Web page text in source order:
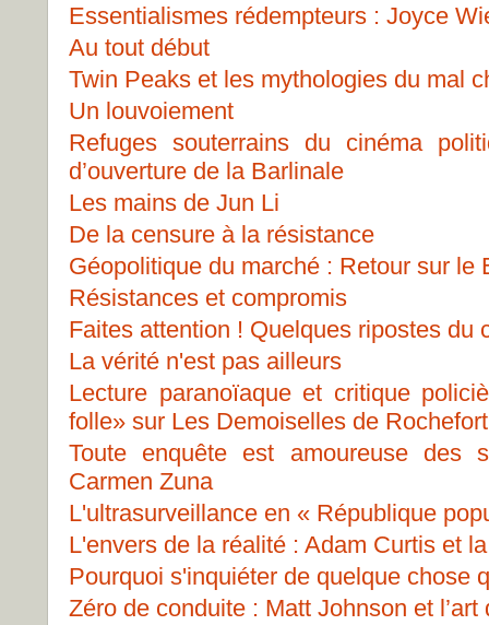
Essentialismes rédempteurs : Joyce
Au tout début
Twin Peaks et les mythologies du mal
Un louvoiement
Refuges souterrains du cinéma
d’ouverture de la Barlinale
Les mains de Jun Li
De la censure à la résistance
Géopolitique du marché : Retour sur le
Résistances et compromis
Faites attention ! Quelques ripostes du
La vérité n'est pas ailleurs
Lecture paranoïaque et critique
folle» sur Les Demoiselles de
Toute enquête est amoureuse
Carmen Zuna
L'ultrasurveillance en « République
L'envers de la réalité : Adam Curtis et
Pourquoi s'inquiéter de quelque chose
Zéro de conduite : Matt Johnson et l’art